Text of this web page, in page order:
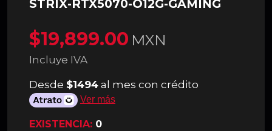
STRIX-RTX5070-O12G-GAMING
$19,899.00 MXN
Incluye IVA
Desde $1494 al mes con crédito
Ver más
EXISTENCIA: 0